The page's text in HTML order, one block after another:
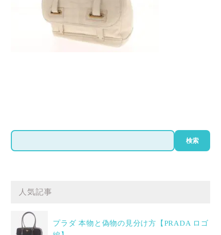
検
索
検索
人気記事
プラダ 本物と偽物の見分け方【PRADA ロゴ